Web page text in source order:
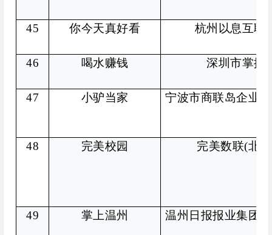
45 你今天真好看 杭州以息互联
46 喝水赚钱 深圳市掌捷
47 小驴当家 宁波市商联岛企业
48 完美校园 完美数联(北
49 掌上温州 温州日报报业集团